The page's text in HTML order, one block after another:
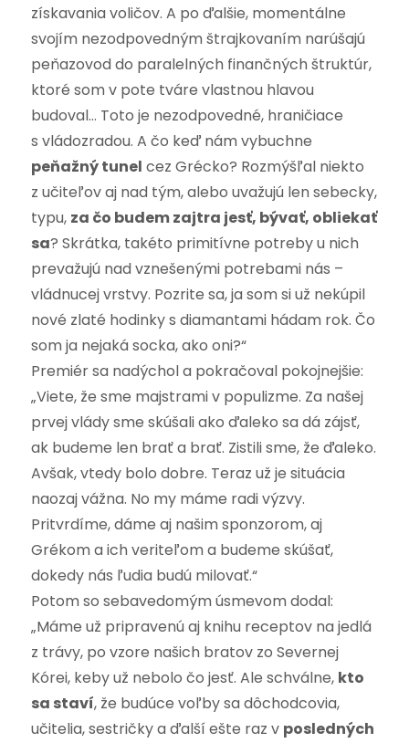
získavania voličov. A po ďalšie, momentálne
svojím nezodpovedným štrajkovaním narúšajú
peňazovod do paralelných finančných štruktúr,
ktoré som v pote tváre vlastnou hlavou
budoval… Toto je nezodpovedné, hraničiace
s vládozradou. A čo keď nám vybuchne
peňažný tunel cez Grécko? Rozmýšľal niekto
z učiteľov aj nad tým, alebo uvažujú len sebecky,
typu, za čo budem zajtra jesť, bývať, obliekať
sa? Skrátka, takéto primitívne potreby u nich
prevažujú nad vznešenými potrebami nás –
vládnucej vrstvy. Pozrite sa, ja som si už nekúpil
nové zlaté hodinky s diamantami hádam rok. Čo
som ja nejaká socka, ako oni?“
Premiér sa nadýchol a pokračoval pokojnejšie:
„Viete, že sme majstrami v populizme. Za našej
prvej vlády sme skúšali ako ďaleko sa dá zájsť,
ak budeme len brať a brať. Zistili sme, že ďaleko.
Avšak, vtedy bolo dobre. Teraz už je situácia
naozaj vážna. No my máme radi výzvy.
Pritvrdíme, dáme aj našim sponzorom, aj
Grékom a ich veriteľom a budeme skúšať,
dokedy nás ľudia budú milovať.“
Potom so sebavedomým úsmevom dodal:
„Máme už pripravenú aj knihu receptov na jedlá
z trávy, po vzore našich bratov zo Severnej
Kórei, keby už nebolo čo jesť. Ale schválne, kto
sa staví, že budúce voľby sa dôchodcovia,
učitelia, sestričky a ďalší ešte raz v posledných